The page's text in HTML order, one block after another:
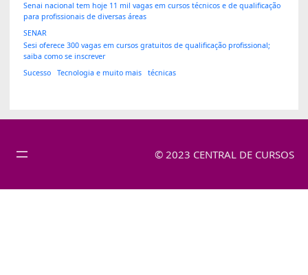
Senai nacional tem hoje 11 mil vagas em cursos técnicos e de qualificação
para profissionais de diversas áreas
SENAR
Sesi oferece 300 vagas em cursos gratuitos de qualificação profissional;
saiba como se inscrever
Sucesso
Tecnologia e muito mais técnicas
© 2023 CENTRAL DE CURSOS